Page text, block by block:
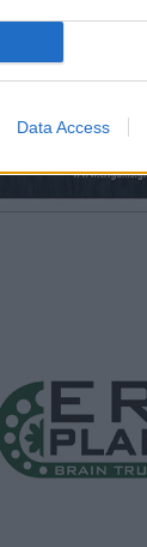
Data Access